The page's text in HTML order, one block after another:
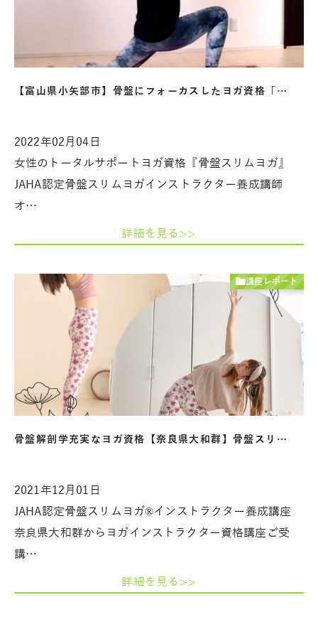
【富山県小矢部市】骨盤にフォーカスしたヨガ資格「…
2022年02月04日
女性のトータルサポートヨガ資格『骨盤スリムヨガ』
JAHA認定骨盤スリムヨガインストラクター養成講師
オ…
詳細を見る>>
講座レポート
骨盤解剖学充実なヨガ資格【奈良県大和群】骨盤スリ…
2021年12月01日
JAHA認定骨盤スリムヨガ®︎インストラクター養成講座
奈良県大和群からヨガインストラクター資格講座ご受
講…
詳細を見る>>